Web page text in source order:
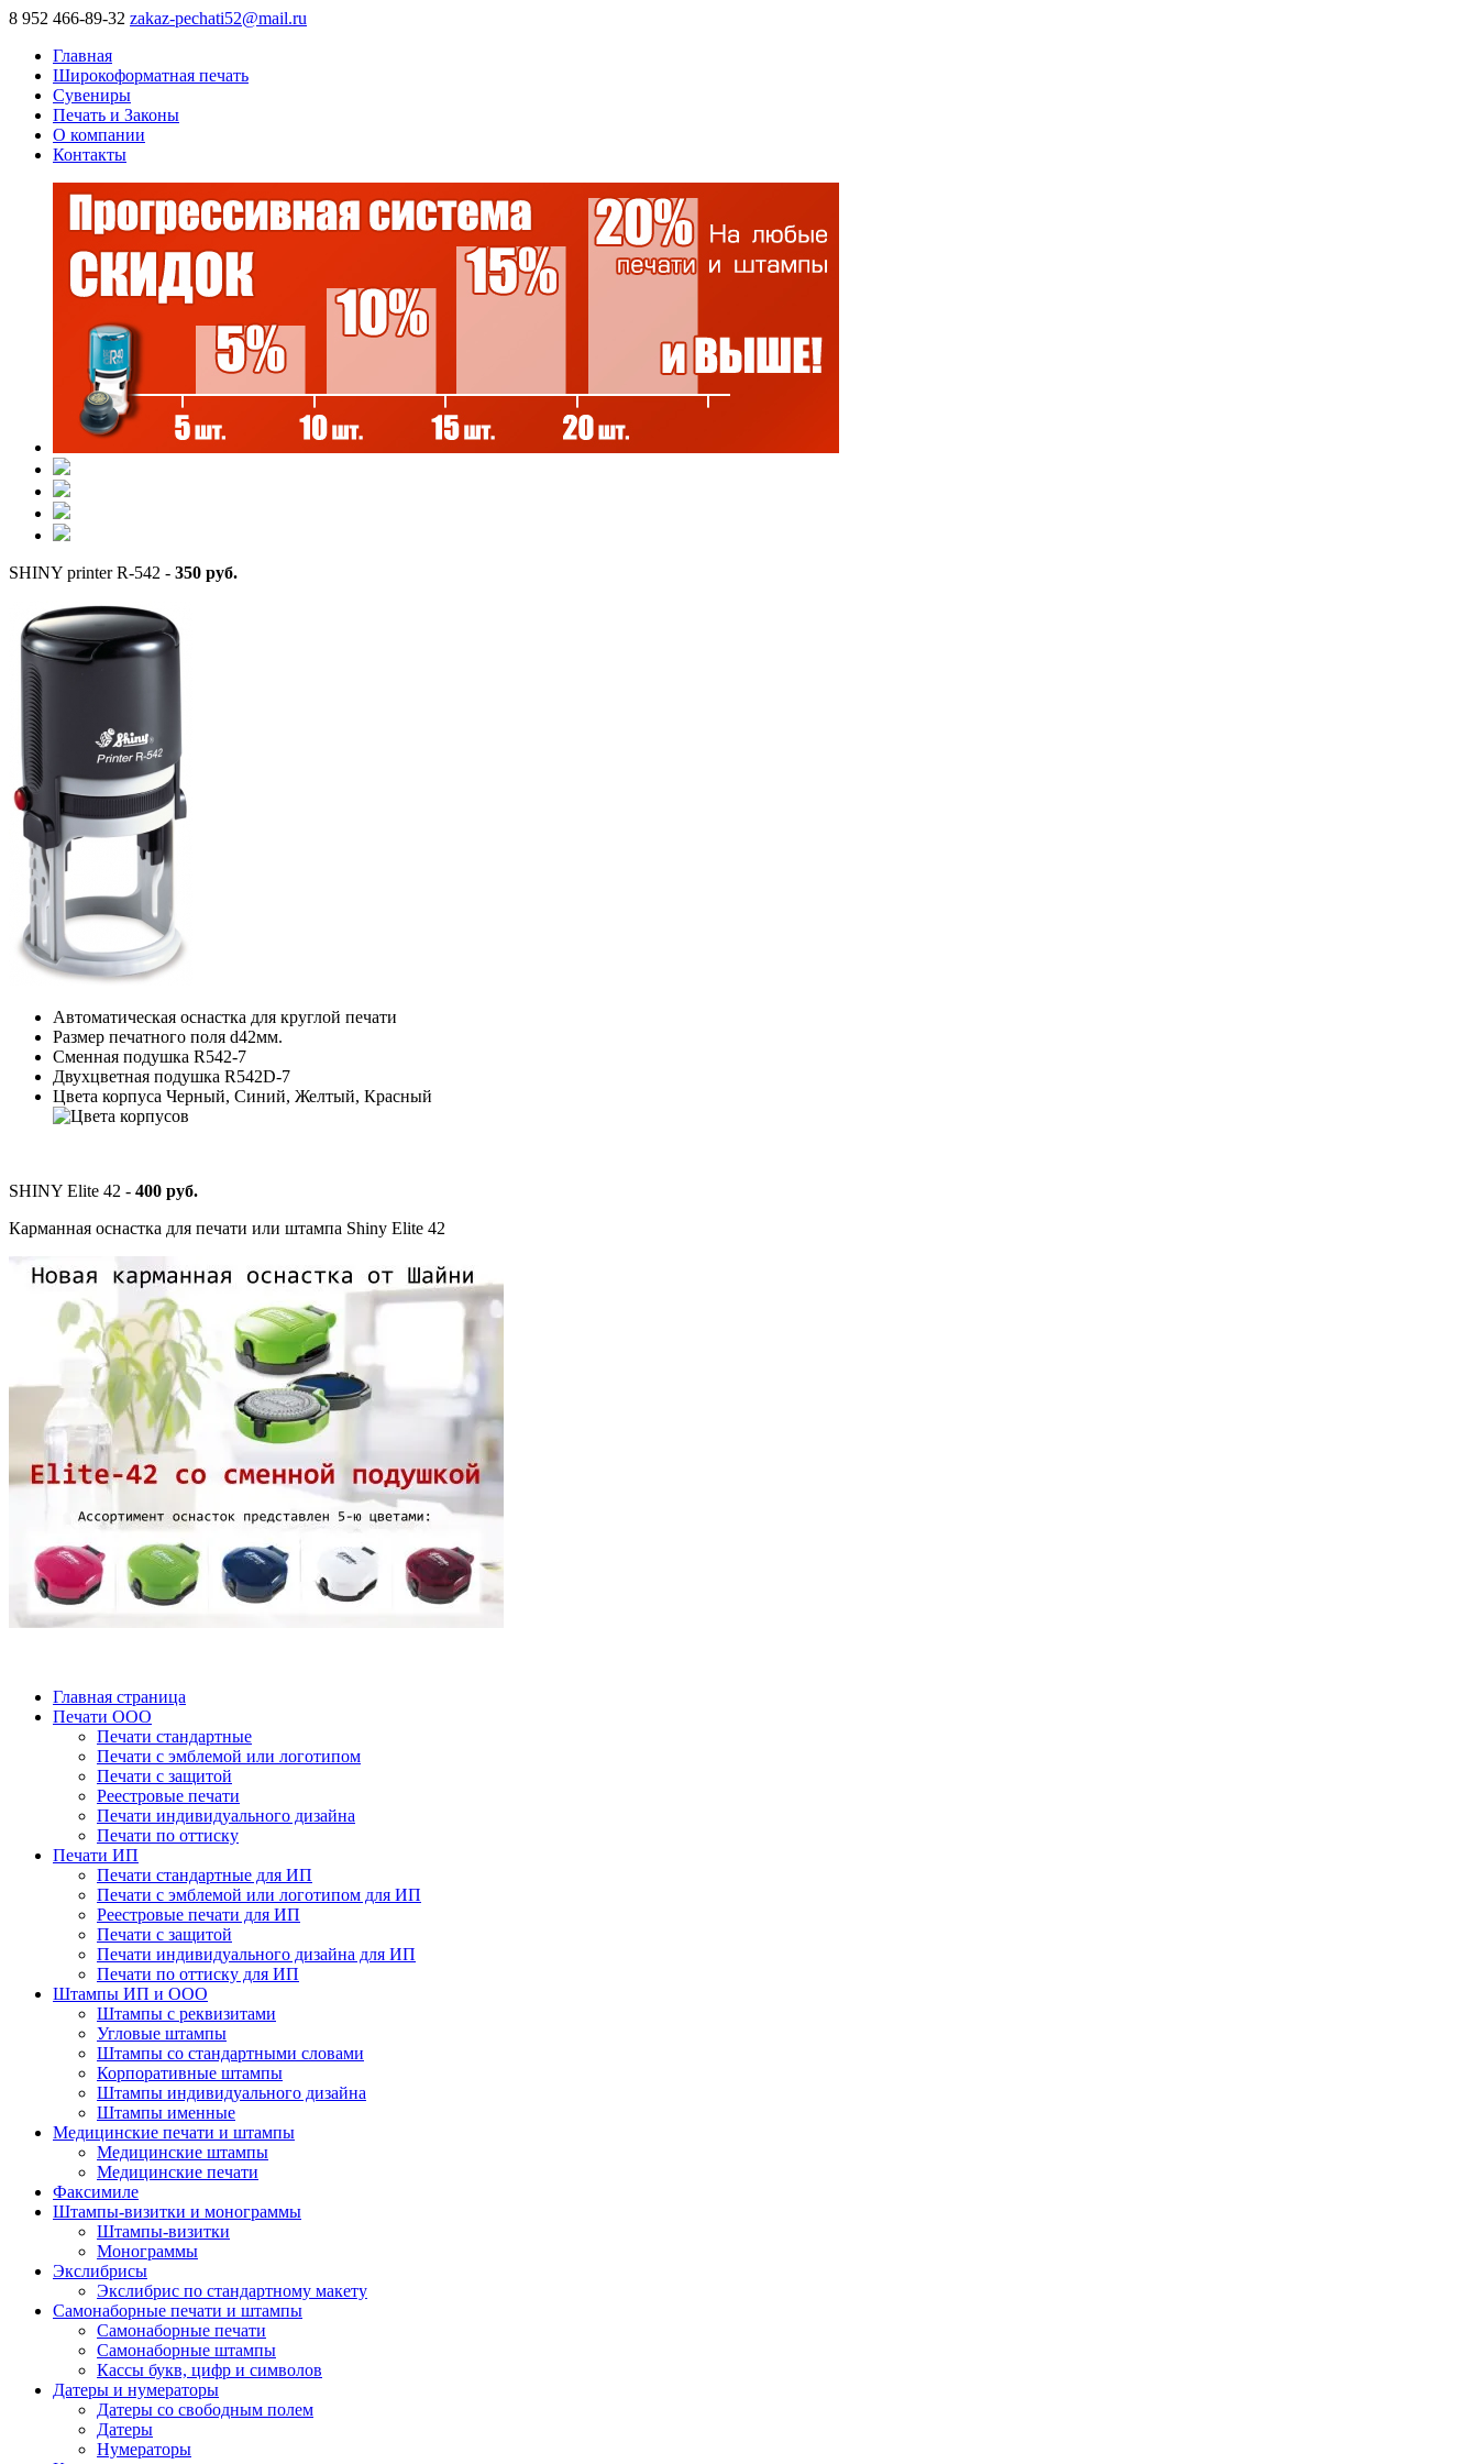
8 952 466-89-32 zakaz-pechati52@mail.ru
Главная
Широкоформатная печать
Сувениры
Печать и Законы
О компании
Контакты
SHINY printer R-542 - 350 руб.
Автоматическая оснастка для круглой печати
Размер печатного поля d42мм.
Сменная подушка R542-7
Двухцветная подушка R542D-7
Цвета корпуса Черный, Синий, Желтый, Красный
SHINY Elite 42 - 400 руб.
Карманная оснастка для печати или штампа Shiny Elite 42
Главная страница
Печати ООО
Печати стандартные
Печати с эмблемой или логотипом
Печати с защитой
Реестровые печати
Печати индивидуального дизайна
Печати по оттиску
Печати ИП
Печати стандартные для ИП
Печати с эмблемой или логотипом для ИП
Реестровые печати для ИП
Печати с защитой
Печати индивидуального дизайна для ИП
Печати по оттиску для ИП
Штампы ИП и ООО
Штампы с реквизитами
Угловые штампы
Штампы со стандартными словами
Корпоративные штампы
Штампы индивидуального дизайна
Штампы именные
Медицинские печати и штампы
Медицинские штампы
Медицинские печати
Факсимиле
Штампы-визитки и монограммы
Штампы-визитки
Монограммы
Экслибрисы
Экслибрис по стандартному макету
Самонаборные печати и штампы
Самонаборные печати
Самонаборные штампы
Кассы букв, цифр и символов
Датеры и нумераторы
Датеры со свободным полем
Датеры
Нумераторы